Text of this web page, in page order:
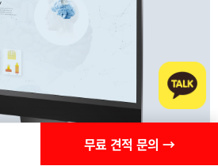
무료 견적 문의 →